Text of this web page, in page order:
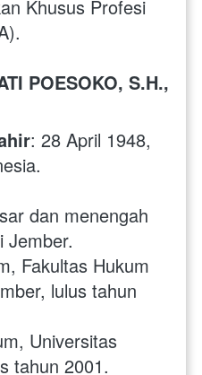
Khusus Profesi
POESOKO, S.H.,
: 28 April 1948,
dan menengah
Jember.
Fakultas Hukum
lulus tahun
Universitas
tahun 2001.